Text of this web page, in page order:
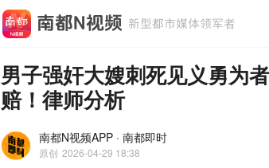
男子强奸大嫂刺死见义勇为
赔！律师分析
南都N视频APP · 南都即时
原创 2026-04-29 18:38